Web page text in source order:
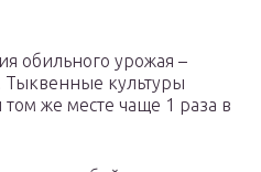
обильного урожая –
культуры
же месте чаще 1 раза в